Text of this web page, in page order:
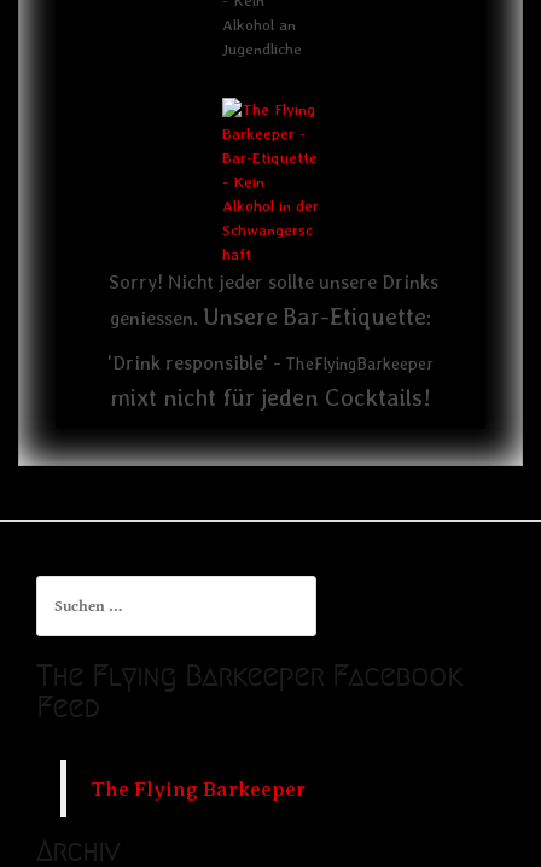
Sorry! Nicht jeder sollte unsere Drinks
geniessen. Unsere Bar-Etiquette:
'Drink responsible' - TheFlyingBarkeeper
mixt nicht für jeden Cocktails!
nach:
The Flying Barkeeper Facebook
Feed
The Flying Barkeeper
Archiv